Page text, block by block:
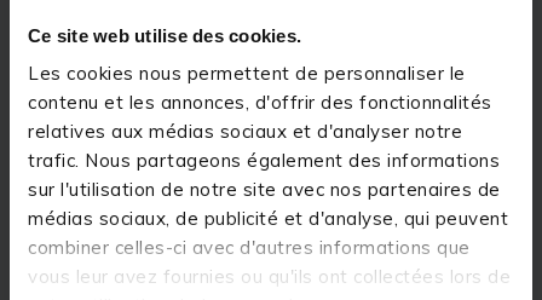
Ce site web utilise des cookies.
Les cookies nous permettent de personnaliser le
contenu et les annonces, d'offrir des fonctionnalités
relatives aux médias sociaux et d'analyser notre
trafic. Nous partageons également des informations
sur l'utilisation de notre site avec nos partenaires de
médias sociaux, de publicité et d'analyse, qui peuvent
combiner celles-ci avec d'autres informations que
vous leur avez fournies ou qu'ils ont collectées lors de
Description & détails
Description
Ces nouvelles soies JMC Idole WF respectent l'ADN
de la marque. A savoir nous offrir un produit
technique, de qualité à même de satisfaire un large
profil de pêcheurs. Le tarif contenu de ces nouvelles
Idoles ne doit pas faire oublier la technicité du